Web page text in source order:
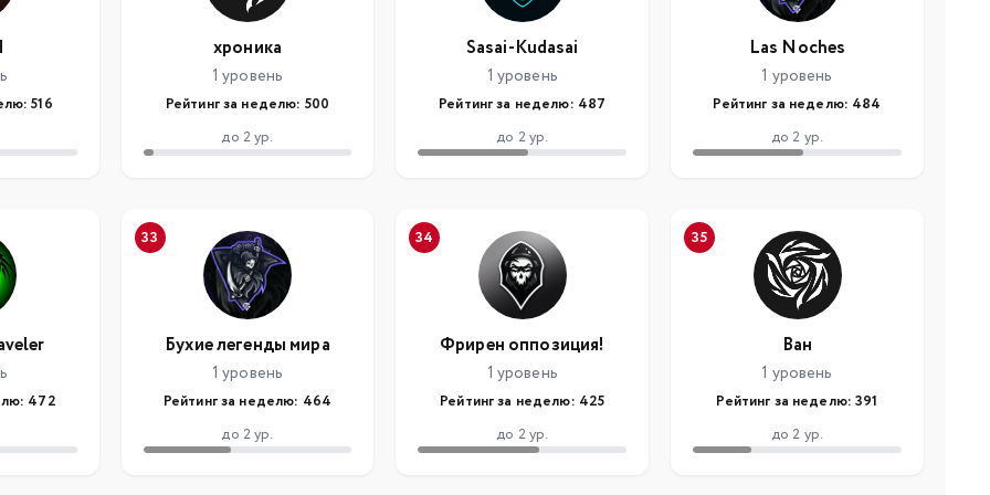
516
хроника
1 уровень
Рейтинг за неделю: 500
до 2 ур.
Sasai-Kudasai
1 уровень
Рейтинг за неделю: 487
до 2 ур.
Las Noches
1 уровень
Рейтинг за неделю: 484
до 2 ур.
472
33
Бухие легенды мира
1 уровень
Рейтинг за неделю: 464
до 2 ур.
34
Фрирен оппозиция!
1 уровень
Рейтинг за неделю: 425
до 2 ур.
35
Ван
1 уровень
Рейтинг за неделю: 391
до 2 ур.